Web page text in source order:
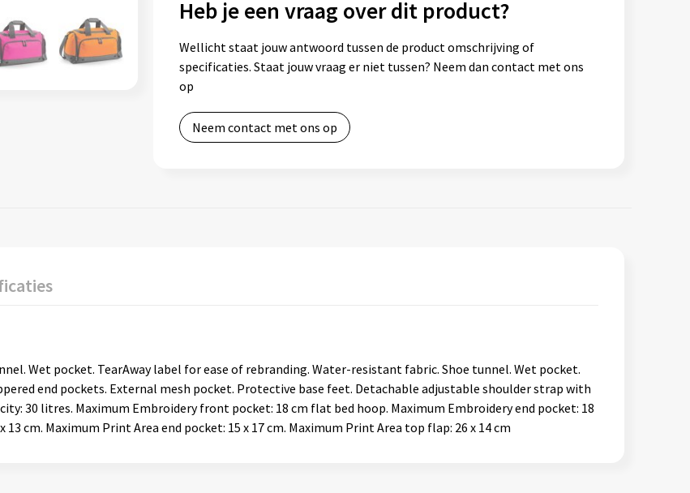
Heb je een vraag over dit product?
Wellicht staat jouw antwoord tussen de product omschrijving of
specificaties. Staat jouw vraag er niet tussen? Neem dan contact met ons
op
Neem contact met ons op
Wet pocket. TearAway label for ease of rebranding. Water-resistant fabric. Shoe tunnel. Wet pocket.
end pockets. External mesh pocket. Protective base feet. Detachable adjustable shoulder strap with
30 litres. Maximum Embroidery front pocket: 18 cm flat bed hoop. Maximum Embroidery end pocket: 18
cm. Maximum Print Area end pocket: 15 x 17 cm. Maximum Print Area top flap: 26 x 14 cm